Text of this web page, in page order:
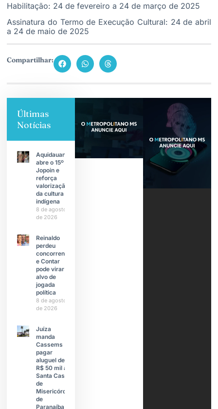
Habilitação: 24 de fevereiro a 24 de março de 2025
Assinatura do Termo de Execução Cultural: 24 de abril
a 24 de maio de 2025
Compartilhar:
Últimas
Notícias
Aquidauana
abre o 15º
Jopoin e
reforça
valorização
da cultura
indígena
8 de agosto
de 2026
Reinaldo
perdeu
concorrente
e Contar
pode virar
alvo de
jogada
política
8 de agosto
de 2026
Juíza
manda
Cassems
pagar
aluguel de
R$ 50 mil à
Santa Casa
de
Misericórdia
de
Paranaíba